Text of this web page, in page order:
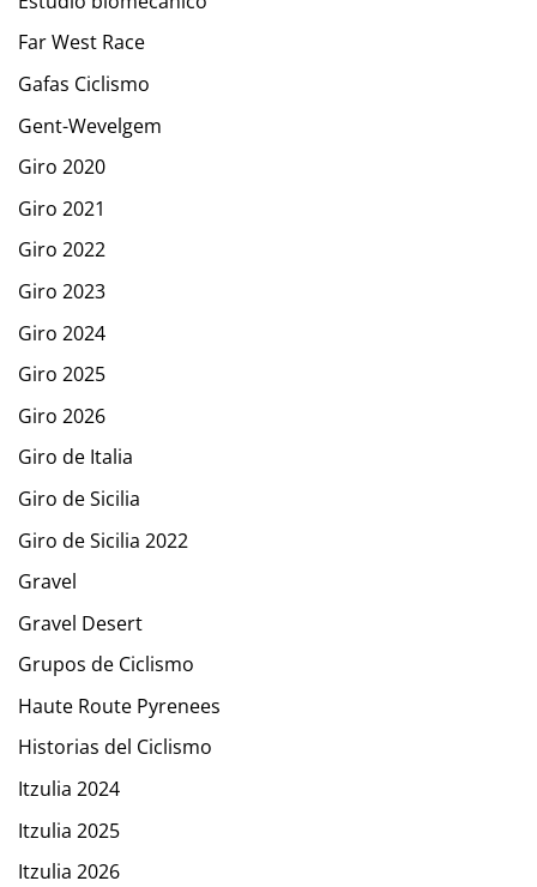
Far West Race
Gafas Ciclismo
Gent-Wevelgem
Giro 2020
Giro 2021
Giro 2022
Giro 2023
Giro 2024
Giro 2025
Giro 2026
Giro de Italia
Giro de Sicilia
Giro de Sicilia 2022
Gravel
Gravel Desert
Grupos de Ciclismo
Haute Route Pyrenees
Historias del Ciclismo
Itzulia 2024
Itzulia 2025
Itzulia 2026